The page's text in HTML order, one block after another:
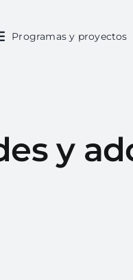
Programas y proyectos
y